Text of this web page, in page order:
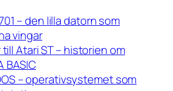
– den lilla datorn som
vingar
Atari ST – historien om
BASIC
– operativsystemet som